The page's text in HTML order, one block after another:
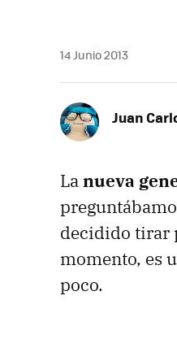
14 Junio 2013
Juan
Lanueva
decidido tirar
momento, es
poco.